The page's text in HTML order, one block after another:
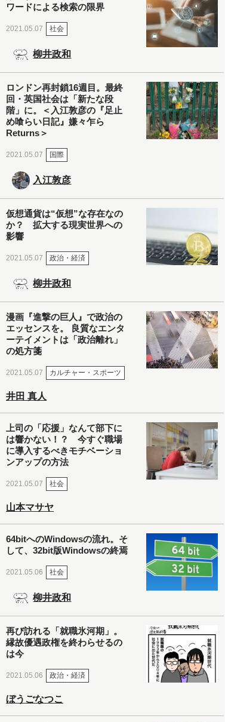
ワードによる検索の限界
2021.05.07 社会
柳井政和
ロンドン再封鎖16週目。最終
回・英国社会は「新たな段
階」に。＜入江敦彦の『足止
め喰らい日記』嫌々乍ら
Returns＞
2021.05.07 国際
入江敦彦
仮想通貨は“仮想”な存在なの
か？ 拡大する現実世界への
影響
2021.05.07 政治・経済
柳井政和
漫画『進撃の巨人』で政治の
エッセンスを。 良質なエンタ
ーテイメントは「政治離れ」
の処方箋
2021.05.07 カルチャー・スポーツ
井田 真人
上司の「応援」なんて部下に
は響かない！？ 今すぐ職場
に導入するべきモチベーショ
ンアップの方法
2021.05.07 社会
山本マサヤ
64bitへのWindowsの流れ。そ
して、32bit版Windowsの終焉
2021.05.06 社会
柳井政和
再び訪れる「就職氷河期」。
縁故優遇政権を終わらせるの
は今
2021.05.06 政治・経済
ぼうごなつこ